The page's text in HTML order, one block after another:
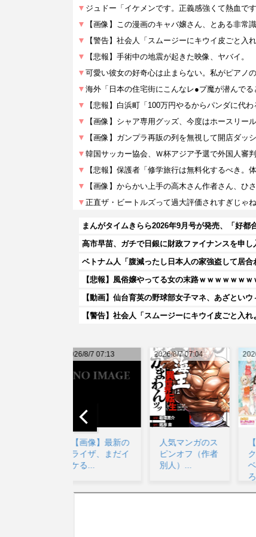
まんがタイムきらら2026年9月号が発売、「好都
高市早苗、ガチで日銀に財政ファイナンスを申
ベトナム人「腹減ったし日本人の家強盗して居合
【悲報】風俗嬢やってる女の末路ｗｗｗｗｗｗｗ
【動画】仙台育英の野球部女子マネ、あざとい
【警告】社会人「スムージーにキウイ皮ごと入
2026/8/7 10:20
【画像】ニジガ
ク京まふドスケ
ベ人魚の描き下
2026/8/7 07:04
人気マンガのス
ピンオフ（作者